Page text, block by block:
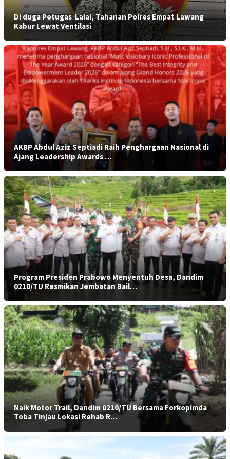
​Di duga Petugas Lalai, Tahanan Polres Empat Lawang
Kabur Lewat Ventilasi
AKBP Abdul Aziz Septiadi Raih Penghargaan Nasional di
Ajang Leadership Awards …
Program Presiden Prabowo Menyentuh Desa, Dandim
0210/TU Resmikan Jembatan Bail…
Naik Motor Trail, Dandim 0210/TU Bersama Forkopimda
Toba Tinjau Lokasi Rehab R…